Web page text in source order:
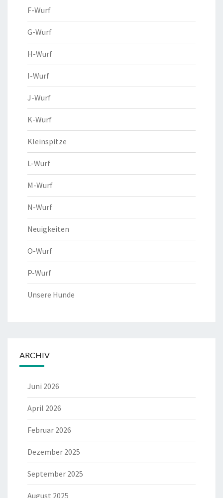
F-Wurf
G-Wurf
H-Wurf
I-Wurf
J-Wurf
K-Wurf
Kleinspitze
L-Wurf
M-Wurf
N-Wurf
Neuigkeiten
O-Wurf
P-Wurf
Unsere Hunde
ARCHIV
Juni 2026
April 2026
Februar 2026
Dezember 2025
September 2025
August 2025